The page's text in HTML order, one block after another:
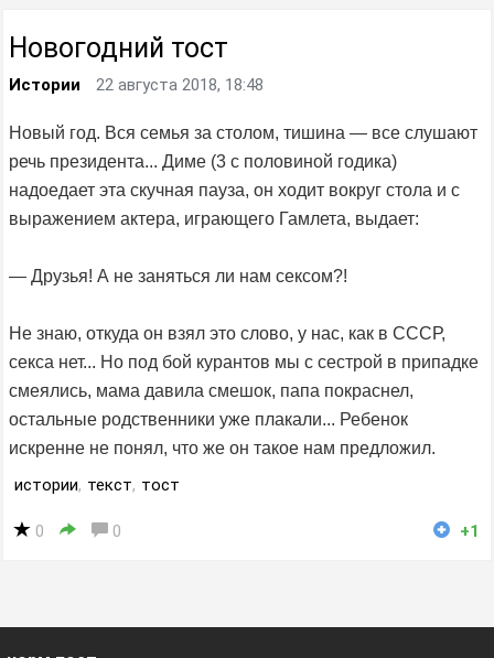
Новогодний тост
Истории 22 августа 2018, 18:48
Новый год. Вся семья за столом, тишина — все слушают
речь президента... Диме (3 с половиной годика)
надоедает эта скучная пауза, он ходит вокруг стола и с
выражением актера, играющего Гамлета, выдает:
— Друзья! А не заняться ли нам сексом?!
Не знаю, откуда он взял это слово, у нас, как в СССР,
секса нет... Но под бой курантов мы с сестрой в припадке
смеялись, мама давила смешок, папа покраснел,
остальные родственники уже плакали... Ребенок
искренне не понял, что же он такое нам предложил.
истории, текст, тост
0 0 +1